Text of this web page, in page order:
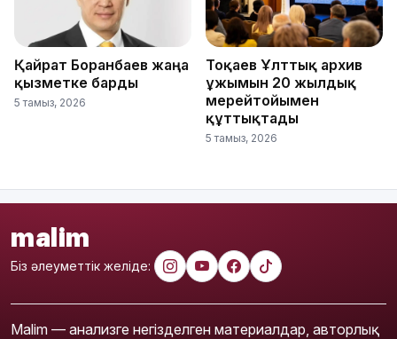
Қайрат Боранбаев жаңа
қызметке барды
5 тамыз, 2026
Тоқаев Ұлттық архив
ұжымын 20 жылдық
мерейтойымен
құттықтады
5 тамыз, 2026
malim
Біз әлеуметтік желіде:
Malim — анализге негізделген материалдар, авторлық